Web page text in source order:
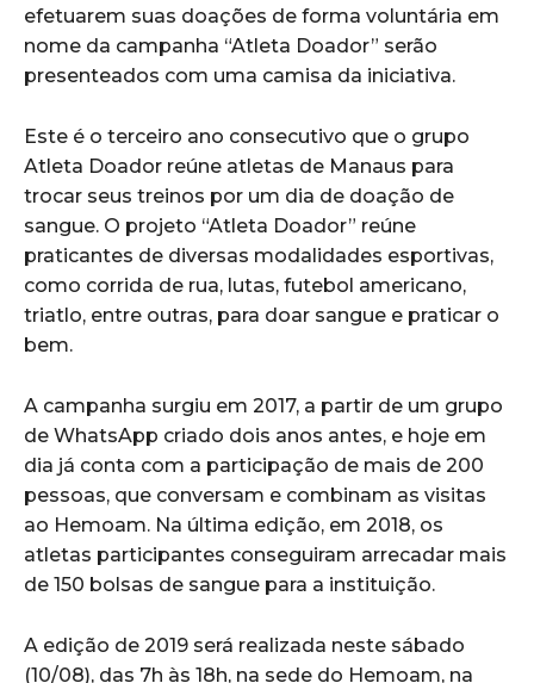
efetuarem suas doações de forma voluntária em
nome da campanha “Atleta Doador” serão
presenteados com uma camisa da iniciativa.
Este é o terceiro ano consecutivo que o grupo
Atleta Doador reúne atletas de Manaus para
trocar seus treinos por um dia de doação de
sangue. O projeto “Atleta Doador” reúne
praticantes de diversas modalidades esportivas,
como corrida de rua, lutas, futebol americano,
triatlo, entre outras, para doar sangue e praticar o
bem.
A campanha surgiu em 2017, a partir de um grupo
de WhatsApp criado dois anos antes, e hoje em
dia já conta com a participação de mais de 200
pessoas, que conversam e combinam as visitas
ao Hemoam. Na última edição, em 2018, os
atletas participantes conseguiram arrecadar mais
de 150 bolsas de sangue para a instituição.
A edição de 2019 será realizada neste sábado
(10/08), das 7h às 18h, na sede do Hemoam, na